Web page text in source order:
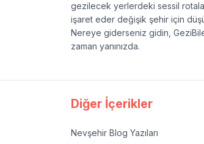
gezilecek yerlerdeki sessil
işaret eder değişik şehir için
Nereye giderseniz gidin,
zaman yanınızda.
Diğer İçerikler
Nevşehir Blog Yazıları